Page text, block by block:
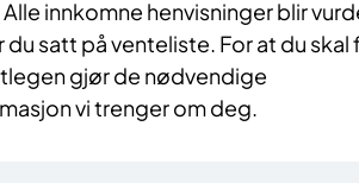
innkomne henvisninger blir
satt på venteliste. For at du skal
gjør de nødvendige
vi trenger om deg.